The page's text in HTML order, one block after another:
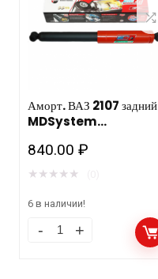
Аморт. ВАЗ 2107 задний
MDSystem
840.00₽
★ ★ ★ ★ ★
6 в наличии!